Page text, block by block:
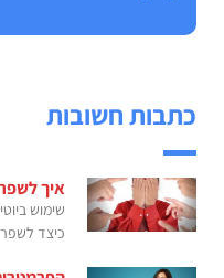
כתבות חשובות
איך
שימוש
כיצד לשפר